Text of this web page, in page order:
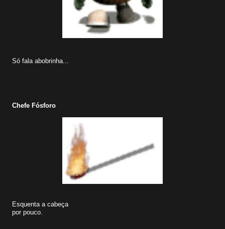
Só fala abobrinha...
Chefe Fósforo
Esquenta a cabeça
por pouco.